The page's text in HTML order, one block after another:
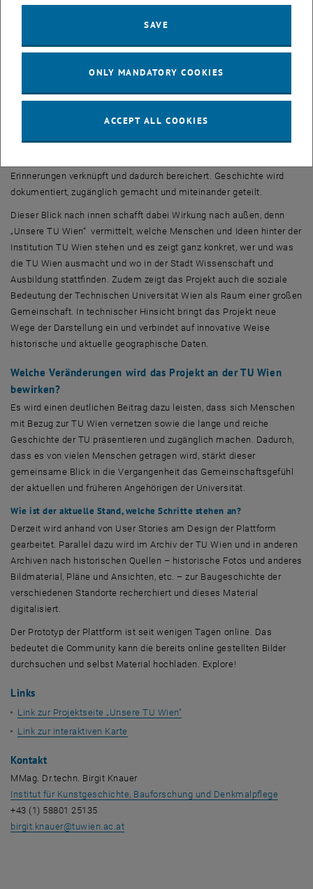
Das Projekt ist identitätsstiftend und erzeugt ein
Gemeinschaftsgefühl, denn es richtet sich an die große Gruppe all
alle aktuellen Mitarbeiter_innen und Studierenden, aber auch Alumni
und Emeriti werden in dem Projekt angesprochen, das sich als
Gegenwart und Zukunft und schafft dadurch Bewusstsein für das
Gemeinsame über die Zeiten hinweg.
Was macht das Projekt besonders?
Erinnerungen verknüpft und dadurch bereichert. Geschichte wird
dokumentiert, zugänglich gemacht und miteinander geteilt.
Dieser Blick nach innen schafft dabei Wirkung nach außen, denn
„Unsere TU Wien“ vermittelt, welche Menschen und Ideen hinter der
Institution TU Wien stehen und es zeigt ganz konkret, wer und was
die TU Wien ausmacht und wo in der Stadt Wissenschaft und
Ausbildung stattfinden. Zudem zeigt das Projekt auch die soziale
Bedeutung der Technischen Universität Wien als Raum einer großen
Gemeinschaft. In technischer Hinsicht bringt das Projekt neue
Wege der Darstellung ein und verbindet auf innovative Weise
historische und aktuelle geographische Daten.
Welche Veränderungen wird das Projekt an der TU Wien
bewirken?
Es wird einen deutlichen Beitrag dazu leisten, dass sich Menschen
mit Bezug zur TU Wien vernetzen sowie die lange und reiche
Geschichte der TU präsentieren und zugänglich machen. Dadurch,
dass es von vielen Menschen getragen wird, stärkt dieser
gemeinsame Blick in die Vergangenheit das Gemeinschaftsgefühl
der aktuellen und früheren Angehörigen der Universität.
Wie ist der aktuelle Stand, welche Schritte stehen an?
Derzeit wird anhand von User Stories am Design der Plattform
gearbeitet. Parallel dazu wird im Archiv der TU Wien und in anderen
Archiven nach historischen Quellen – historische Fotos und anderes
Bildmaterial, Pläne und Ansichten, etc. – zur Baugeschichte der
verschiedenen Standorte recherchiert und dieses Material
digitalisiert.
Der Prototyp der Plattform ist seit wenigen Tagen online. Das
bedeutet die Community kann die bereits online gestellten Bilder
durchsuchen und selbst Material hochladen. Explore!
Links
Link zur Projektseite „Unsere TU Wien“
Link zur interaktiven Karte
Kontakt
MMag. Dr.techn. Birgit Knauer
Institut für Kunstgeschichte, Bauforschung und Denkmalpflege, opens
+43 (1) 58801 25135
birgit.knauer@tuwien.ac.at
SAVE
ONLY MANDATORY COOKIES
ACCEPT ALL COOKIES